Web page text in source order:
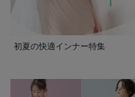
初夏の快適インナー特集